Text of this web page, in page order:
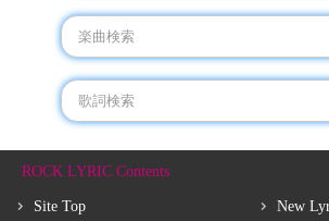
ROCK LYRIC Contents
Site Top New